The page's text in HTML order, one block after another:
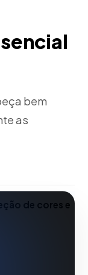
bem
as
de cores e